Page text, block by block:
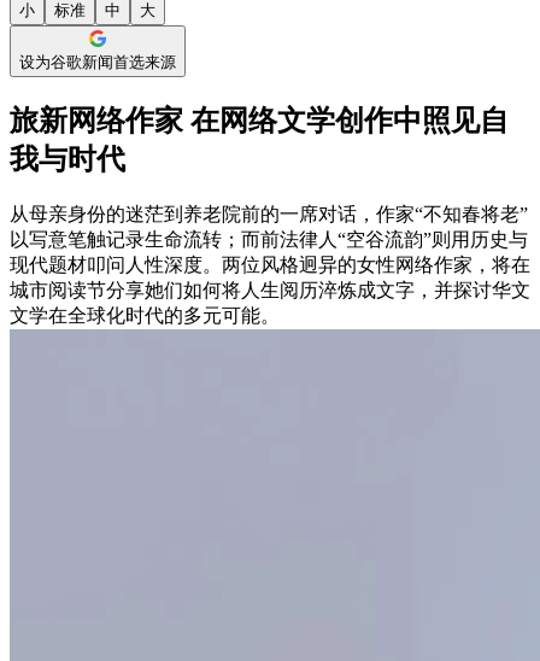
小 标准 中 大
设为谷歌新闻首选来源
旅新网络作家 在网络文学创作中照见自
我与时代
从母亲身份的迷茫到养老院前的一席对话，作家“不知春将老”
以写意笔触记录生命流转；而前法律人“空谷流韵”则用历史与
现代题材叩问人性深度。两位风格迥异的女性网络作家，将在
城市阅读节分享她们如何将人生阅历淬炼成文字，并探讨华文
文学在全球化时代的多元可能。